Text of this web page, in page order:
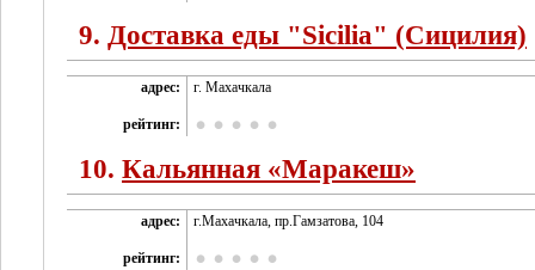
9. Доставка еды "Sicilia" (Сицилия)
адрес: г. Махачкала
рейтинг:
10. Кальянная «Маракеш»
адрес: г.Махачкала, пр.Гамзатова, 104
рейтинг: